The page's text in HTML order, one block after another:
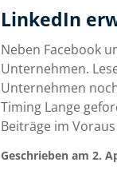
LinkedIn
Neben Facebook
Unternehmen.
Unternehmen
Timing Lange
Beiträge im
Geschrieben am 2.